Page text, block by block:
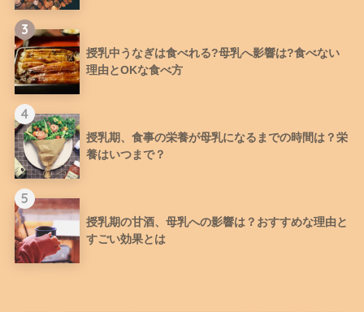
3
授乳中うなぎは食べれる?母乳へ影響は?食べない
理由とOKな食べ方
4
授乳期、食事の栄養が母乳になるまでの時間は？栄
養はいつまで？
5
授乳期の甘酒、母乳への影響は？おすすめな理由と
すごい効果とは